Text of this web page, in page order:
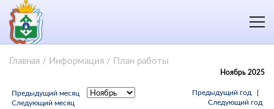
Главная / Информация / План работы
Ноябрь 2025
Предыдущий месяц
Следующий месяц
Предыдущий год
Следующий год